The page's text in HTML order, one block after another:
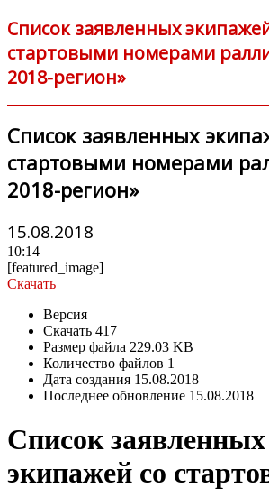
Список заявленных
стартовыми номерами
2018-регион»
Список заявленных
стартовыми номерами
2018-регион»
15.08.2018
10:14
[featured_image]
Скачать
Версия
Скачать 417
Размер файла 229.03 KB
Количество файлов 1
Дата создания 15.08.2018
Последнее обновление 15.08.2018
Список заявленных
экипажей со